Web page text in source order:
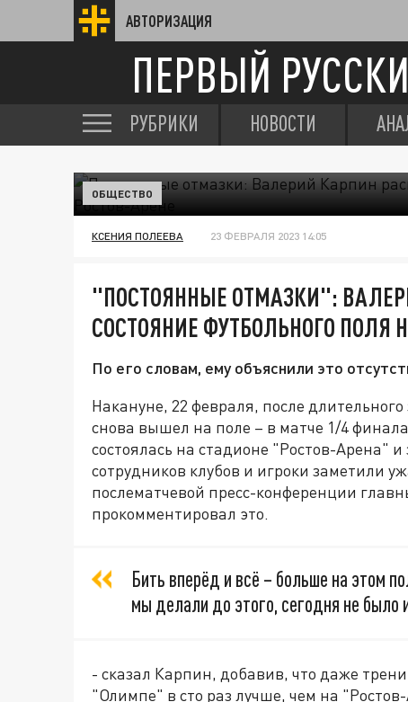
АВТОРИЗАЦИЯ
ПЕРВЫЙ
РУБРИКИ НОВОСТИ
ОБЩЕСТВО
КСЕНИЯ ПОЛЕЕВА 23 ФЕВРАЛЯ 2023 14:05
"ПОСТОЯННЫЕ ОТМАЗКИ":
СОСТОЯНИЕ ФУТБОЛЬНОГО ПОЛЯ
По его словам, ему объяснили это
Накануне, 22 февраля, после
снова вышел на поле – в матче 1/4
состоялась на стадионе "Ростов-Арена"
сотрудников клубов и игроки заметили
послематчевой пресс-конференции
прокомментировал это.
Бить вперёд и всё – больше на этом
мы делали до этого, сегодня не было
- сказал Карпин, добавив, что даже
"Олимпе" в сто раз лучше, чем на